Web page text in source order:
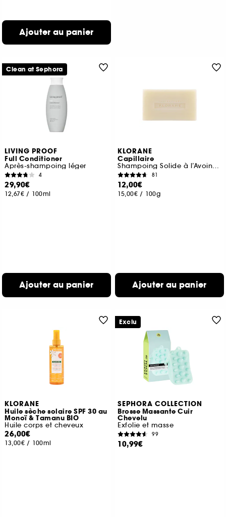
Ajouter au panier
LIVING PROOF
Full Conditioner
Après-shampoing léger
4
29,90€
12,67€ / 100ml
Ajouter au panier
Clean at Sephora
KLORANE
Capillaire
Shampoing Solide à l’Avoine — Tous Types de Cheveux
81
12,00€
15,00€ / 100g
Ajouter au panier
KLORANE
Huile sèche solaire SPF 30 au
Monoï & Tamanu BIO
Huile corps et cheveux
26,00€
13,00€ / 100ml
SEPHORA COLLECTION
Brosse Massante Cuir
Chevelu
Exfolie et masse
99
10,99€
Exclu